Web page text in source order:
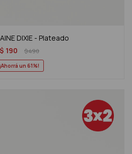
DIXIE - Plateado
$ 190 $490
61